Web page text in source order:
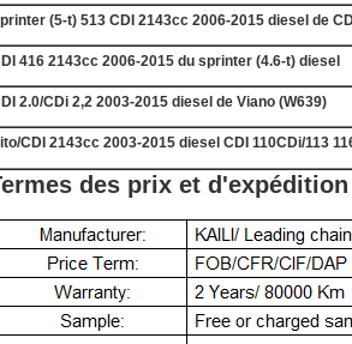
(5-t) 513 CDI 2143cc 2006-2015 diesel de
416 2143cc 2006-2015 du sprinter (4.6-t) diesel
2.0/CDi 2,2 2003-2015 diesel de Viano (W639)
CDI 2143cc 2003-2015 diesel CDI 110CDi/113
des prix et d'expédition